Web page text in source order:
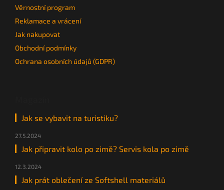
Věrnostní program
Reklamace a vrácení
Jak nakupovat
Obchodní podmínky
Ochrana osobních údajů (GDPR)
Jak se vybavit na turistiku?
27.5.2024
Jak připravit kolo po zimě? Servis kola po zimě
12.3.2024
Jak prát oblečení ze Softshell materiálů